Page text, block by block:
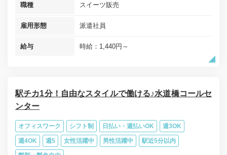
職種 スイーツ販売
雇用形態 派遣社員
給与 時給：1,440円～
駅チカ1分！自由なスタイルで働ける♪水道橋コールセ
ンター
オフィスワーク シフト制 日払い・週払いOK 週3OK
週4OK 週5 女性活躍中 男性活躍中 駅近5分以内